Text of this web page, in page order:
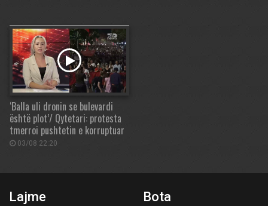
‘Balla uli dronin se bulevardi
është plot’/ Qytetari: protesta
tmerroi pushtetin e korruptuar
03/08 22:20
Lajme Bota